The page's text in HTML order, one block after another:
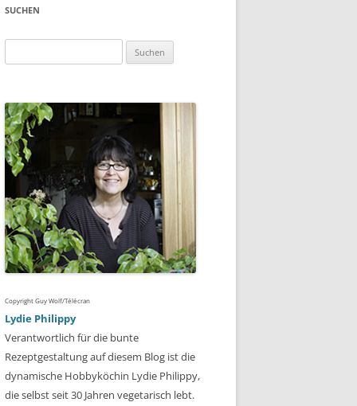
SUCHEN
nach:
Copyright Guy Wolf/Télécran
Lydie Philippy
Verantwortlich für die bunte
Rezeptgestaltung auf diesem Blog ist die
dynamische Hobbyköchin Lydie Philippy,
die selbst seit 30 Jahren vegetarisch lebt.